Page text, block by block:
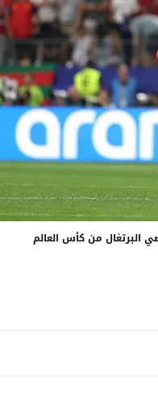
البرتغال من كأس العالم